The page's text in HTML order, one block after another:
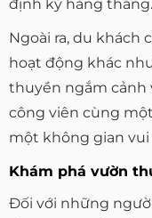
định kỳ hàng tháng.
Ngoài ra, du khách
hoạt động khác
thuyền ngắm cảnh
công viên cùng
một không gian
Khám phá vườn
Đối với những